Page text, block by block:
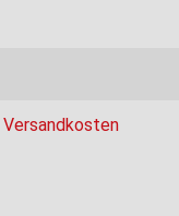
Versandkosten